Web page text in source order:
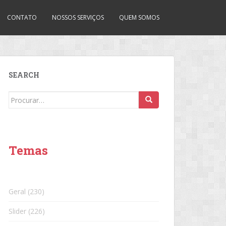
CONTATO NOSSOS SERVIÇOS QUEM SOMOS
SEARCH
Search
Temas
Geral (230)
Slider (226)